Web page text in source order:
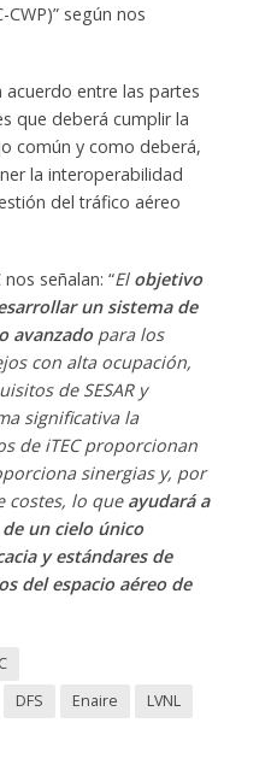
según nos
entre las partes
que deberá cumplir la
común y como deberá,
la interoperabilidad
del tráfico aéreo
señalan: “El objetivo
un sistema de
avanzado para los
con alta ocupación,
de SESAR y
significativa la
de iTEC proporcionan
sinergias y, por
costes, lo que ayudará a
un cielo único
y estándares de
del espacio aéreo de
DFS Enaire
LVNL